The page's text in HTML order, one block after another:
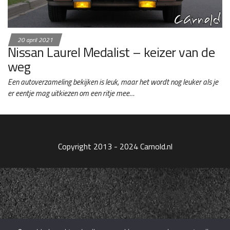
20 april 2021
Nissan Laurel Medalist – keizer van de
weg
Een autoverzameling bekijken is leuk, maar het wordt nog leuker als je
er eentje mag uitkiezen om een ritje mee…
Copyright 2013 - 2024 Carnold.nl